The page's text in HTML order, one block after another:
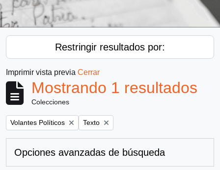
Restringir resultados por:
Imprimir vista previa Cerrar
Mostrando 1 resultados
Colecciones
Remove filter:
Volantes Políticos Remove filter:
Texto
Opciones avanzadas de búsqueda